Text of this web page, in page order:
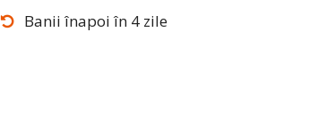
Banii înapoi în 4 zile